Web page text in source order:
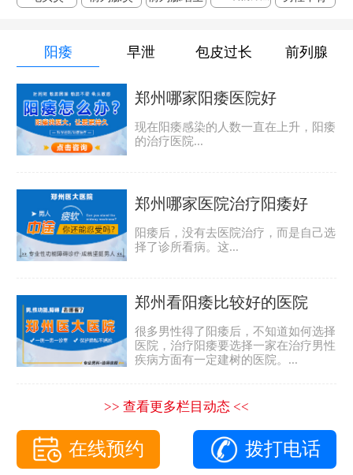
阳痿 早泄 包皮过长 前列腺
郑州哪家阳痿医院好
现在阳痿感染的人数一直在上升，阳痿
的治疗医院...
郑州哪家医院治疗阳痿好
阳痿后，没有去医院治疗，而是自己选
择了诊所看病。这...
郑州看阳痿比较好的医院
很多男性得了阳痿后，不知道如何选择
医院，治疗阳痿要选择一家在治疗男性
疾病方面有一定建树的医院。...
>> 查看更多栏目动态 <<
在线预约 拨打电话